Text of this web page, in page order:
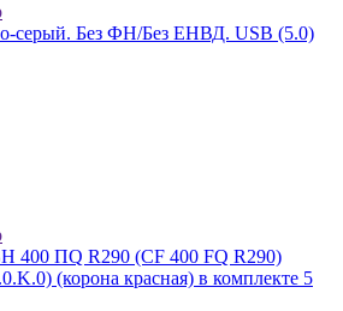
Без ФН/Без ЕНВД. USB (5.0)
400 ПQ R290 (СF 400 FQ R290)
(корона красная) в комплекте 5